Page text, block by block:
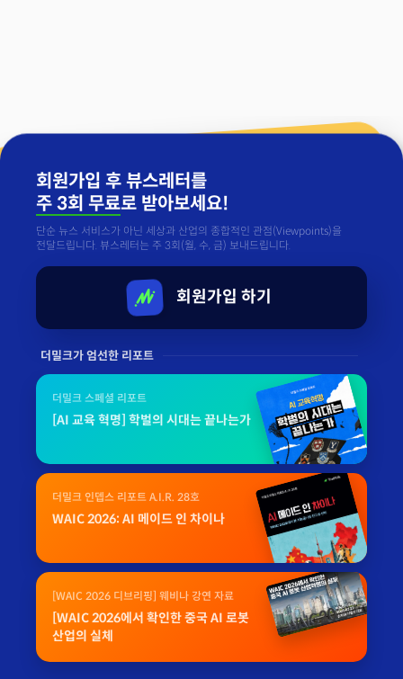
회원가입 후 뷰스레터를
주 3회 무료로 받아보세요!
단순 뉴스 서비스가 아닌 세상과 산업의 종합적인 관점(Viewpoints)을
전달드립니다. 뷰스레터는 주 3회(월, 수, 금) 보내드립니다.
회원가입 하기
더밀크가 엄선한 리포트
더밀크 스페셜 리포트
[AI 교육 혁명] 학벌의 시대는 끝나는가
더밀크 인뎁스 리포트 A.I.R. 28호
WAIC 2026: AI 메이드 인 차이나
[WAIC 2026 디브리핑] 웨비나 강연 자료
[WAIC 2026에서 확인한 중국 AI 로봇
산업의 실체